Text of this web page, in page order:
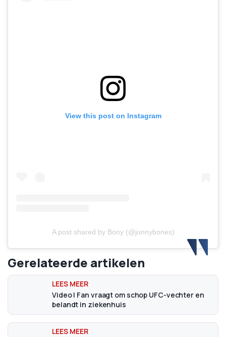
View this post on Instagram
A post shared by Bony (@jonnybones)
Gerelateerde artikelen
Video | Fan vraagt om schop UFC-vechter en
belandt in ziekenhuis